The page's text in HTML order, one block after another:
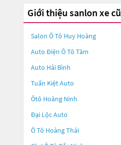
Giới thiệu sanlon xe cũ
Salon Ô Tô Huy Hoàng
Auto Điện Ô Tô Tâm
Auto Hải Bình
Tuấn Kiệt Auto
Ôtô Hoàng Ninh
Đại Lộc Auto
Ô Tô Hoàng Thái